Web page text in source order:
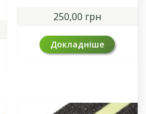
250,00 грн
Докладніше